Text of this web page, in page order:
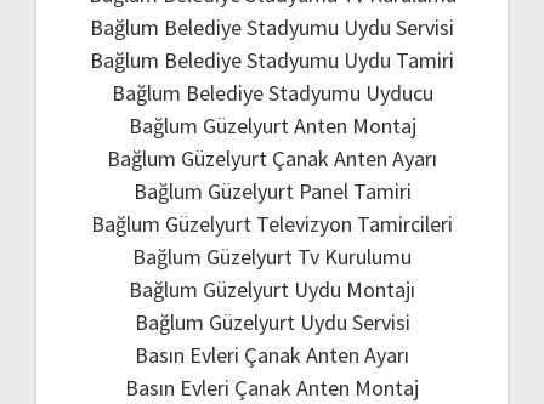
Bağlum Belediye Stadyumu Uydu Servisi
Bağlum Belediye Stadyumu Uydu Tamiri
Bağlum Belediye Stadyumu Uyducu
Bağlum Güzelyurt Anten Montaj
Bağlum Güzelyurt Çanak Anten Ayarı
Bağlum Güzelyurt Panel Tamiri
Bağlum Güzelyurt Televizyon Tamircileri
Bağlum Güzelyurt Tv Kurulumu
Bağlum Güzelyurt Uydu Montajı
Bağlum Güzelyurt Uydu Servisi
Basın Evleri Çanak Anten Ayarı
Basın Evleri Çanak Anten Montaj